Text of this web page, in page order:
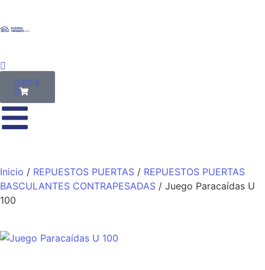
0,00 €
0
Inicio / REPUESTOS PUERTAS / REPUESTOS PUERTAS
BASCULANTES CONTRAPESADAS / Juego Paracaídas U
100